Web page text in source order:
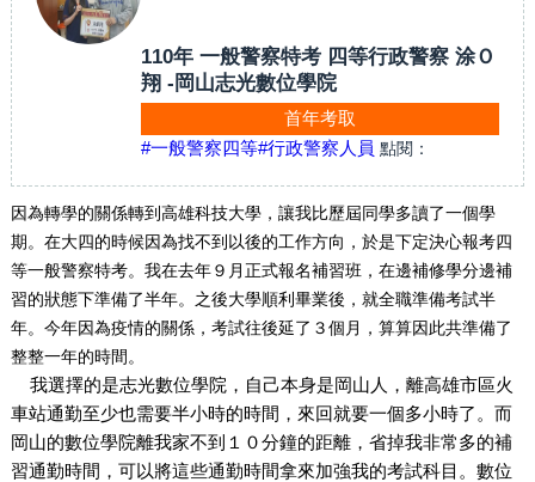
110年 一般警察特考 四等行政警察 涂Ｏ
翔 -岡山志光數位學院
首年考取
#一般警察四等#行政警察人員 點閱：
因為轉學的關係轉到高雄科技大學，讓我比歷屆同學多讀了一個學
期。在大四的時候因為找不到以後的工作方向，於是下定決心報考四
等一般警察特考。我在去年９月正式報名補習班，在邊補修學分邊補
習的狀態下準備了半年。之後大學順利畢業後，就全職準備考試半
年。今年因為疫情的關係，考試往後延了３個月，算算因此共準備了
整整一年的時間。
我選擇的是志光數位學院，自己本身是岡山人，離高雄市區火
車站通勤至少也需要半小時的時間，來回就要一個多小時了。而
岡山的數位學院離我家不到１０分鐘的距離，省掉我非常多的補
習通勤時間，可以將這些通勤時間拿來加強我的考試科目。數位